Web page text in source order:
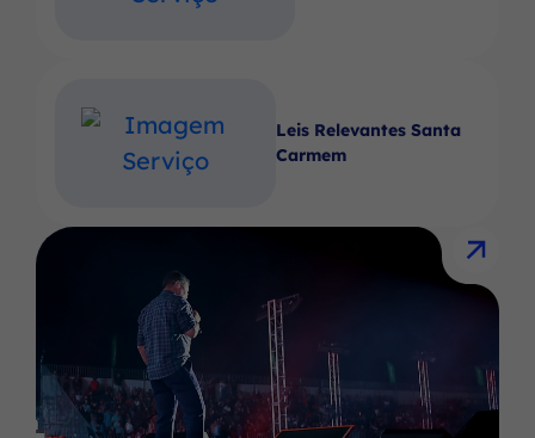
Leis Relevantes Santa
Carmem